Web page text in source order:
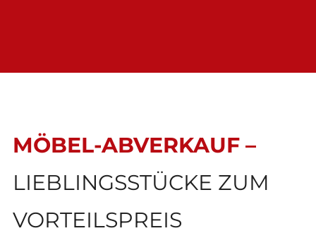
MÖBEL-ABVERKAUF –
LIEBLINGSSTÜCKE ZUM
VORTEILSPREIS